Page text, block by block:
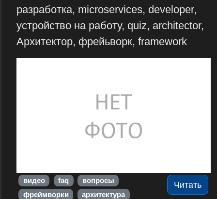
разработка, microservices, developer,
устройство на работу, quiz, architector,
Архитектор, фрейьворк, framework
Читать
видео faq
вопросы
фреймворки
архитектура